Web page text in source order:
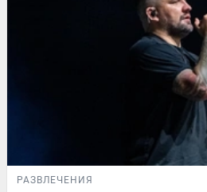
РАЗВЛЕЧЕНИЯ